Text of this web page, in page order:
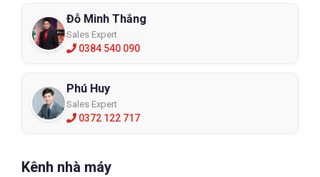
Đỗ Minh Thắng
Sales Expert
0384 540 090
Phú Huy
Sales Expert
0372 122 717
Kênh nhà máy